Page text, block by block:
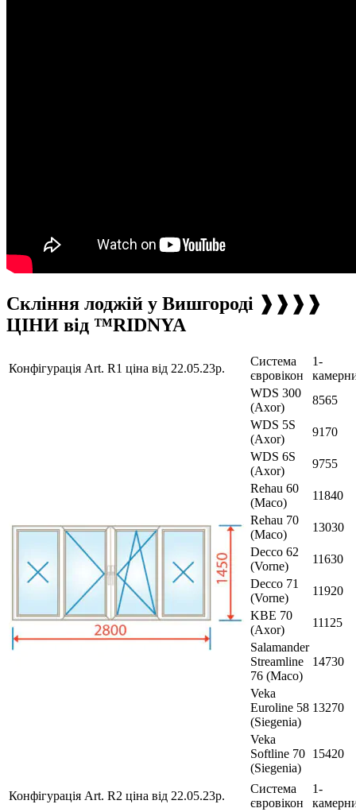
Скління лоджій у Вишгороді ❱❱❱❱
ЦІНИ від ™RIDNYA
Конфігурація Art. R1 ціна від 22.05.23р.
Система
євровікон
1-
WDS 300
(Axor)
8565
WDS 5S
(Axor)
9170
WDS 6S
(Axor)
9755
Rehau 60
(Maco)
11840
Rehau 70
(Maco)
13030
Decco 62
(Vorne)
11630
Decco 71
(Vorne)
11920
KBE 70
(Axor)
11125
Salamander
Streamline
76 (Maco)
14730
Veka
Euroline 58
(Siegenia)
13270
Veka
Softline 70
(Siegenia)
15420
Конфігурація Art. R2 ціна від 22.05.23р.
Система
євровікон
1-